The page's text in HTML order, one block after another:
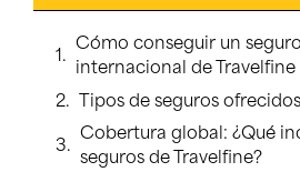
Cómo conseguir un
internacional de Travelfine
Tipos de seguros
Cobertura global: ¿Qué
seguros de Travelfine?